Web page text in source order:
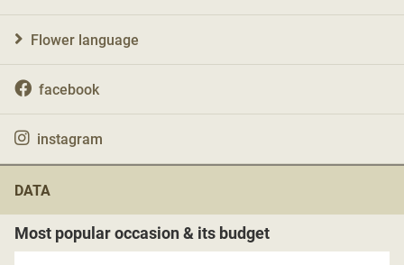
Flower language
facebook
instagram
DATA
Most popular occasion & its budget